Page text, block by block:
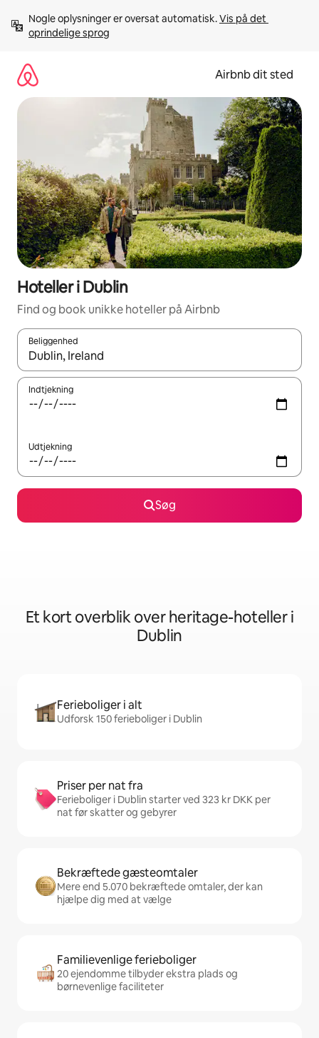
videre
Nogle oplysninger er oversat automatisk. Vis på det
oprindelige sprog
Airbnb dit sted
Hoteller i Dublin
Find og book unikke hoteller på Airbnb
Beliggenhed
Når resultaterne er tilgængelige, skal du navigere med
Indtjekning
Udtjekning
Søg
Et kort overblik over heritage-hoteller i
Dublin
Ferieboliger i alt
Udforsk 150 ferieboliger i Dublin
Priser per nat fra
Ferieboliger i Dublin starter ved 323 kr DKK per
nat før skatter og gebyrer
Bekræftede gæsteomtaler
Mere end 5.070 bekræftede omtaler, der kan
hjælpe dig med at vælge
Familievenlige ferieboliger
20 ejendomme tilbyder ekstra plads og
børnevenlige faciliteter